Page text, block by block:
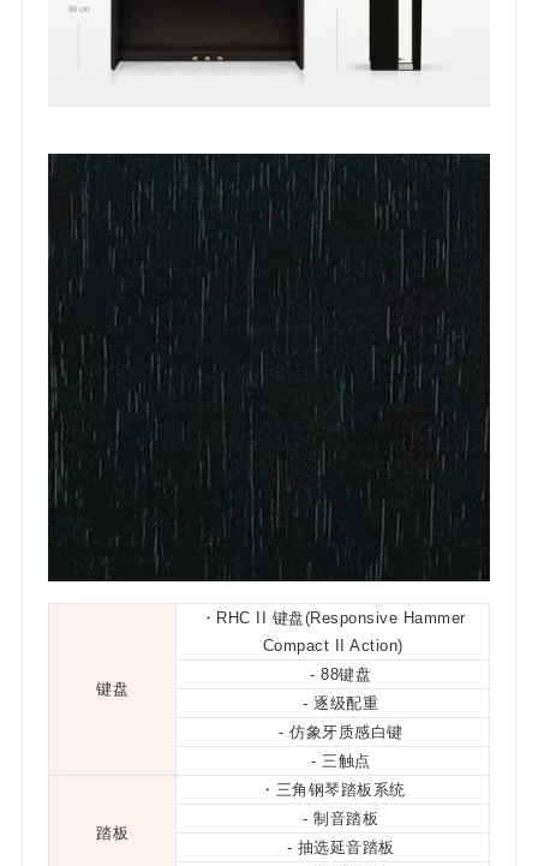
键盘
・ RHC II 键盘(Responsive Hammer
Compact II Action)
- 88键盘
- 逐级配重
- 仿象牙质感白键
- 三触点
踏板
・ 三角钢琴踏板系统
- 制音踏板
- 抽选延音踏板